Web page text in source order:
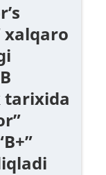
xalqaro
tarixida